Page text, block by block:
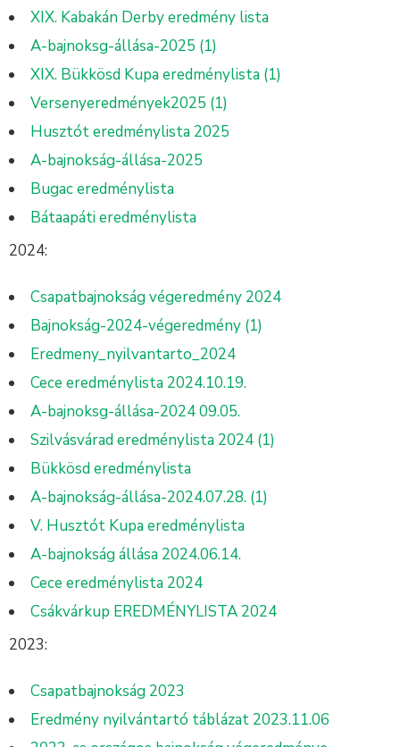
XIX. Kabakán Derby eredmény lista
A-bajnoksg-állása-2025 (1)
XIX. Bükkösd Kupa eredménylista (1)
Versenyeredmények2025 (1)
Husztót eredménylista 2025
A-bajnokság-állása-2025
Bugac eredménylista
Bátaapáti eredménylista
2024:
Csapatbajnokság végeredmény 2024
Bajnokság-2024-végeredmény (1)
Eredmeny_nyilvantarto_2024
Cece eredménylista 2024.10.19.
A-bajnoksg-állása-2024 09.05.
Szilvásvárad eredménylista 2024 (1)
Bükkösd eredménylista
A-bajnokság-állása-2024.07.28. (1)
V. Husztót Kupa eredménylista
A-bajnokság állása 2024.06.14.
Cece eredménylista 2024
Csákvárkup EREDMÉNYLISTA 2024
2023:
Csapatbajnokság 2023
Eredmény nyilvántartó táblázat 2023.11.06